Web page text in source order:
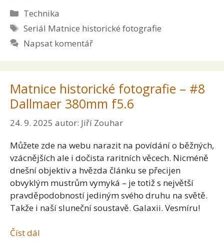
Rubriky
Technika
Štítky
Seriál Matnice historické fotografie
Napsat komentář
Matnice historické fotografie – #8
Dallmaer 380mm f5.6
24. 9. 2025 autor: Jiří Zouhar
Můžete zde na webu narazit na povídání o běžných,
vzácnějších ale i dočista raritních věcech. Nicméně
dnešní objektiv a hvězda článku se přecijen
obvyklým mustrům vymyká – je totiž s největší
pravděpodobností jediným svého druhu na světě.
Takže i naší sluneční soustavě. Galaxii. Vesmíru!
Číst dál